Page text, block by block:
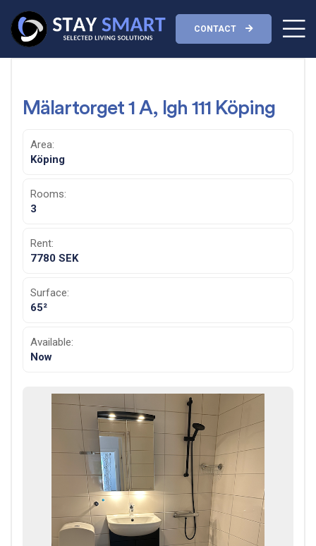
CONTACT
Mälartorget 1 A, lgh 111 Köping
Area:
Köping
Rooms:
3
Rent:
7780 SEK
Surface:
65²
Available:
Now